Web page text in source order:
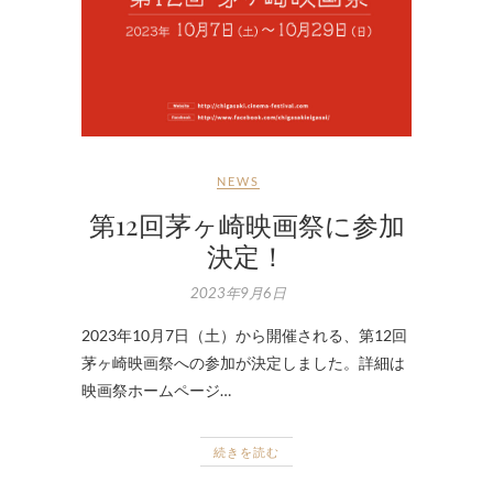
NEWS
第12回茅ヶ崎映画祭に参加
決定！
2023年9月6日
2023年10月7日（土）から開催される、第12回
茅ヶ崎映画祭への参加が決定しました。詳細は
映画祭ホームページ…
続きを読む